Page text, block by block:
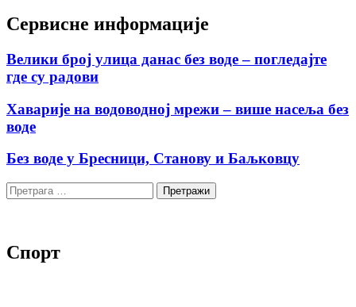
Сервисне информације
Велики број улица данас без воде – погледајте
где су радови
Хаварије на водоводној мрежи – више насеља без
воде
Без воде у Бресници, Станову и Баљковцу
Претрага
за:
Спорт